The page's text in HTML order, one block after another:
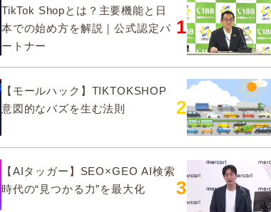
TikTok Shopとは？主要機能と日
本での始め方を解説｜公式認定パ
ートナー
【モールハック】TIKTOKSHOP
意図的なバズを生む法則
【AIタッガー】SEO×GEO AI検索
時代の“見つかる力”を最大化
1
2
3